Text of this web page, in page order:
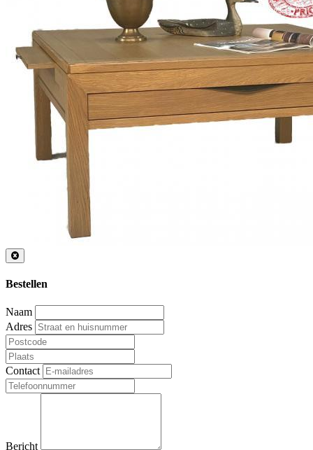
Bestellen
Naam
Adres
Contact
Bericht